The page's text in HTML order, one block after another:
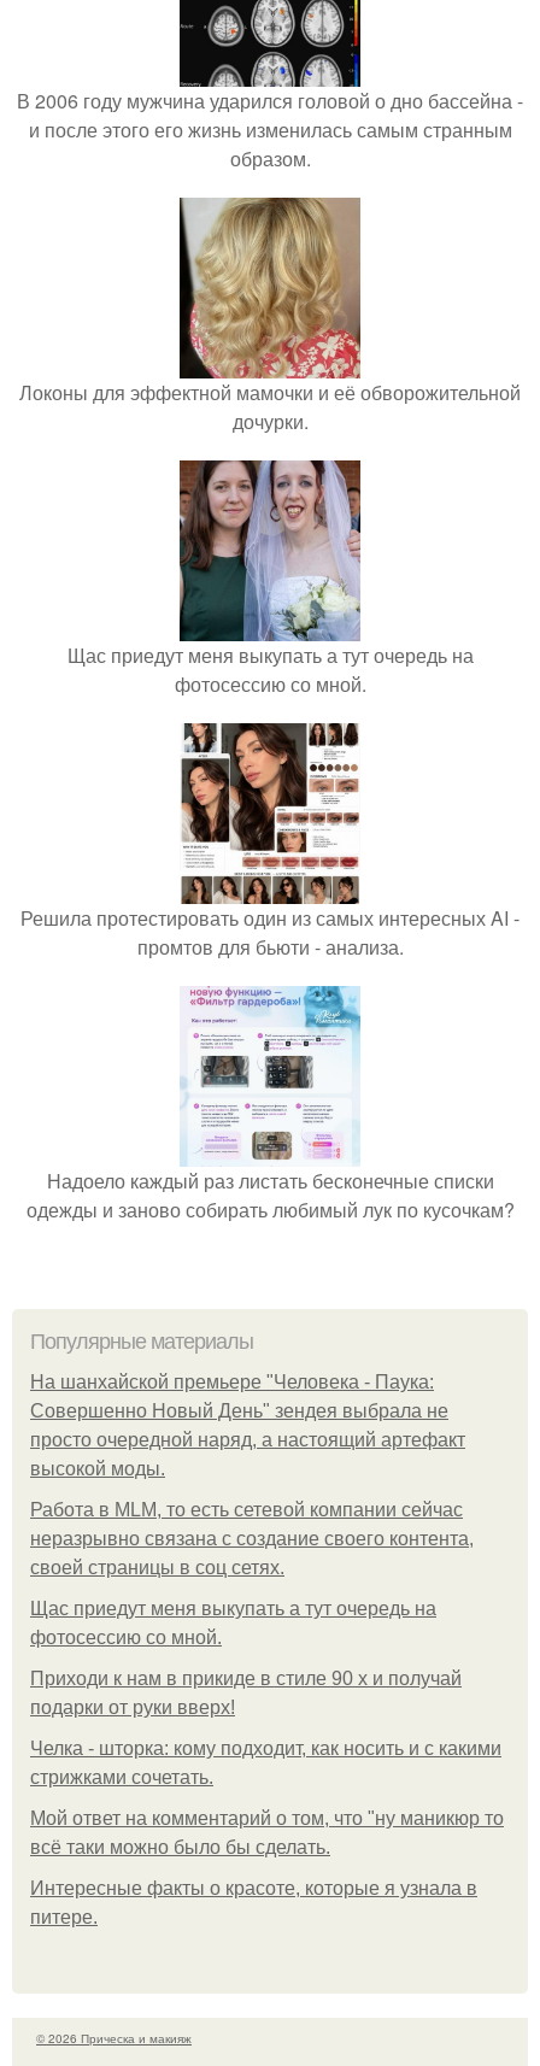
В 2006 году мужчина ударился головой о дно бассейна -
и после этого его жизнь изменилась самым странным
образом.
Локоны для эффектной мамочки и её обворожительной
дочурки.
Щас приедут меня выкупать а тут очередь на
фотосессию со мной.
Решила протестировать один из самых интересных AI -
промтов для бьюти - анализа.
Надоело каждый раз листать бесконечные списки
одежды и заново собирать любимый лук по кусочкам?
Популярные материалы
На шанхайской премьере "Человека - Паука:
Совершенно Новый День" зендея выбрала не
просто очередной наряд, а настоящий артефакт
высокой моды.
Работа в MLM, то есть сетевой компании сейчас
неразрывно связана с создание своего контента,
своей страницы в соц сетях.
Щас приедут меня выкупать а тут очередь на
фотосессию со мной.
Приходи к нам в прикиде в стиле 90 х и получай
подарки от руки вверх!
Челка - шторка: кому подходит, как носить и с какими
стрижками сочетать.
Мой ответ на комментарий о том, что "ну маникюр то
всё таки можно было бы сделать.
Интересные факты о красоте, которые я узнала в
питере.
© 2026 Прическа и макияж